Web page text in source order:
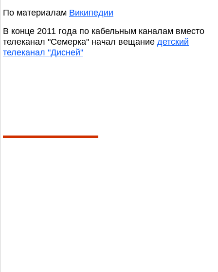
По материалам Википедии
В конце 2011 года по кабельным каналам вместо
телеканал "Семерка" начал вещание детский
телеканал "Дисней"